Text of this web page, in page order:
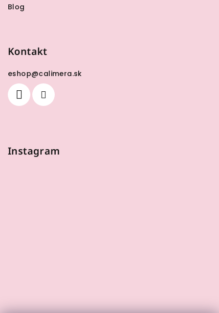
Blog
Kontakt
eshop@calimera.sk
Instagram